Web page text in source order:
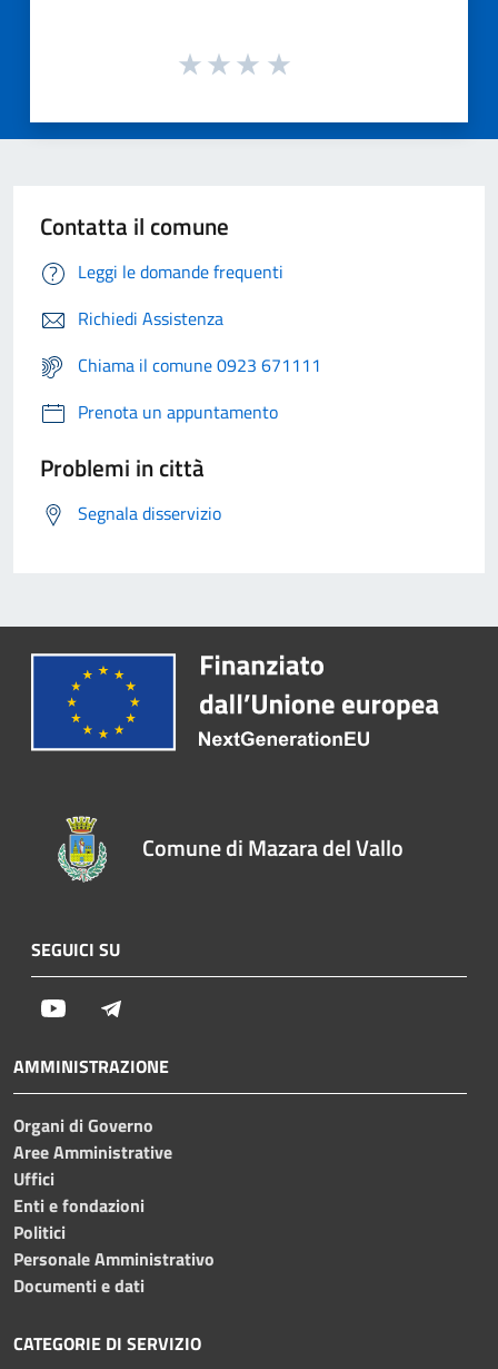
Contatta il comune
Leggi le domande frequenti
Richiedi Assistenza
Chiama il comune 0923 671111
Prenota un appuntamento
Problemi in città
Segnala disservizio
Comune di Mazara del Vallo
SEGUICI SU
Youtube
AMMINISTRAZIONE
Organi di Governo
Aree Amministrative
Uffici
Enti e fondazioni
Politici
Personale Amministrativo
Documenti e dati
CATEGORIE DI SERVIZIO